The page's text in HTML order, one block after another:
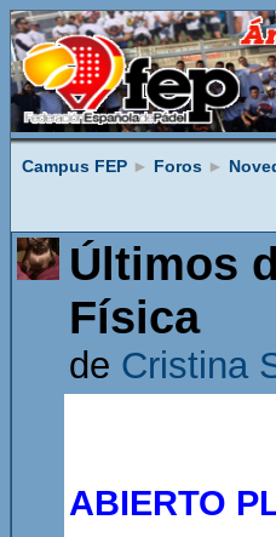
Campus FEP ► Foros ►
Últimos
Física
de Cristina
ABIERTO